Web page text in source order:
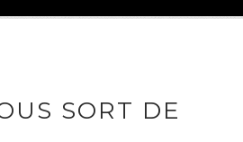
SORT DE